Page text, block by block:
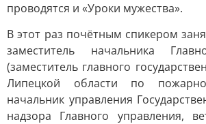
проводятся и «Уроки мужества».
В этот раз почётным спикером
заместитель начальника
(заместитель главного
Липецкой области по
начальник управления
надзора Главного управления,